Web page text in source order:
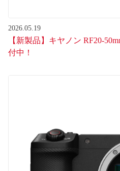
2026.05.19
【新製品】キヤノン RF20-
付中！